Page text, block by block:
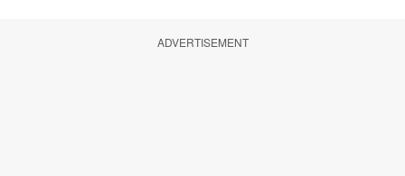
ADVERTISEMENT